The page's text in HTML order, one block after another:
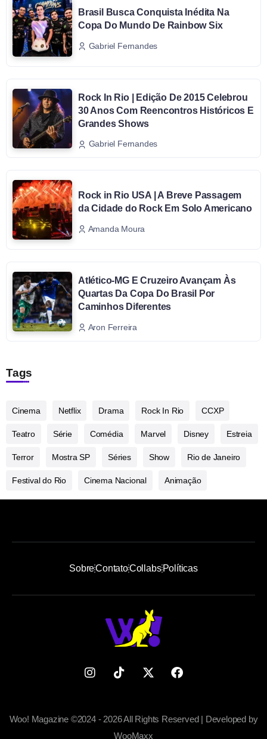
Brasil Busca Conquista Inédita Na
Copa Do Mundo De Rainbow Six
Gabriel Fernandes
Rock In Rio | Edição De 2015 Celebrou
30 Anos Com Reencontros Históricos E
Grandes Shows
Gabriel Fernandes
Rock in Rio USA | A Breve Passagem
da Cidade do Rock Em Solo Americano
Amanda Moura
Atlético-MG E Cruzeiro Avançam Às
Quartas Da Copa Do Brasil Por
Caminhos Diferentes
Aron Ferreira
Tags
Cinema Netflix Drama Rock In Rio CCXP
Teatro Série Comédia Marvel Disney Estreia
Terror Mostra SP Séries Show Rio de Janeiro
Festival do Rio Cinema Nacional Animação
SobreContatoCollabsPolíticas
Woo! Magazine ©2024 - 2026 All Rights Reserved | Developed by
WooMaxx